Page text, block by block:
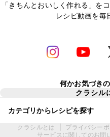
「きちんとおいしく作れる」を
レシピ動画を毎
何かお気づき
クラシル
カテゴリからレシピを探す
クラシルとは プライバシー
サービスに関してのお問